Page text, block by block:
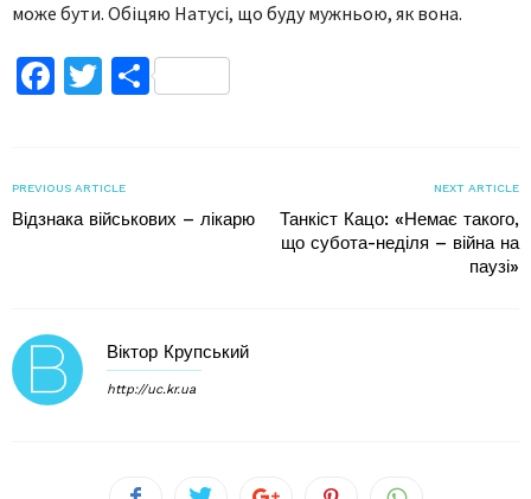
може бути. Обіцяю Натусі, що буду мужньою, як вона.
Facebook
TwitterПоділитися
PREVIOUS ARTICLE
Відзнака військових – лікарю
NEXT ARTICLE
Танкіст Кацо: «Немає такого,
що субота-неділя – війна на
паузі»
Віктор Крупський
http://uc.kr.ua